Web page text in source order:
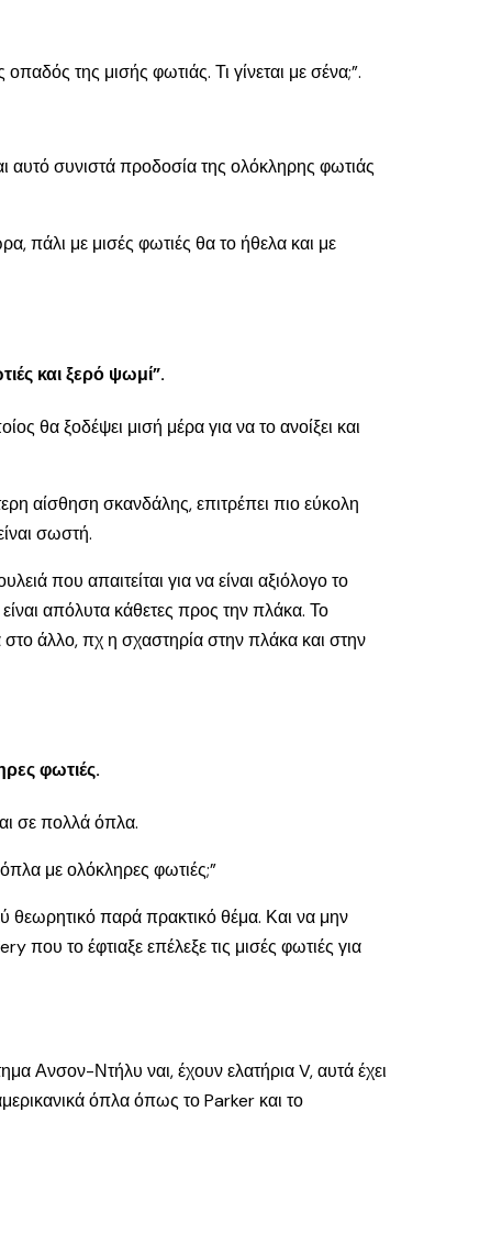
της μισής φωτιάς. Τι γίνεται με σένα;”.
αυτό συνιστά προδοσία της ολόκληρης φωτιάς
πάλι με μισές φωτιές θα το ήθελα και με
και ξερό ψωμί”.
θα ξοδέψει μισή μέρα για να το ανοίξει και
αίσθηση σκανδάλης, επιτρέπει πιο εύκολη
σωστή.
που απαιτείται για να είναι αξιόλογο το
απόλυτα κάθετες προς την πλάκα. Το
στο άλλο, πχ η σχαστηρία στην πλάκα και στην
φωτιές.
σε πολλά όπλα.
με ολόκληρες φωτιές;”
θεωρητικό παρά πρακτικό θέμα. Και να μην
που το έφτιαξε επέλεξε τις μισές φωτιές για
Ανσον-Ντήλυ ναι, έχουν ελατήρια V, αυτά έχει
όπλα όπως το Parker και το